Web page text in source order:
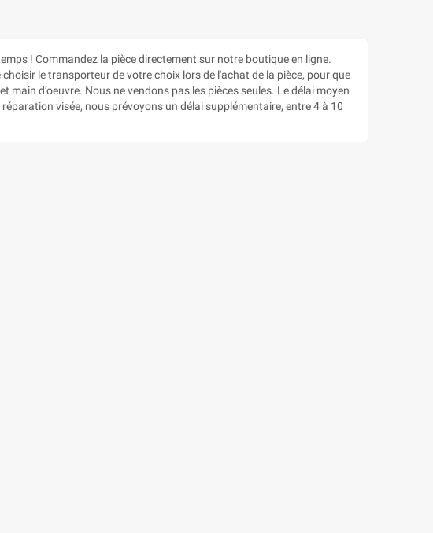
! Commandez la pièce directement sur notre boutique en ligne.
le transporteur de votre choix lors de l'achat de la pièce, pour que
d’oeuvre. Nous ne vendons pas les pièces seules. Le délai moyen
visée, nous prévoyons un délai supplémentaire, entre 4 à 10